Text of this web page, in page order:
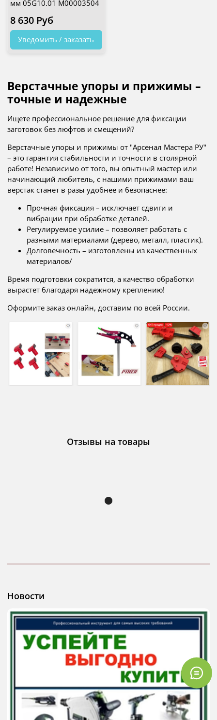
мм 05G10.01 М00003504
8 630 Руб
Уведомить / заказать
Верстачные упоры и прижимы –
точные и надежные
Ищете профессиональное решение для фиксации
заготовок без люфтов и смещений?
Верстачные упоры и прижимы от "Арсенал Мастера РУ"
– это гарантия стабильности и точности в столярной
работе! Независимо от того, вы опытный мастер или
начинающий любитель, с нашими прижимами ваш
верстак станет в разы удобнее и безопаснее:
Прочная фиксация – исключает сдвиги и
вибрации при обработке деталей.
Регулируемое усилие – позволяет работать с
разными материалами (дерево, металл, пластик).
Долговечность – изготовлены из качественных
материалов/
Время подготовки сократится, а качество обработки
вырастет благодаря надежному креплению!
Оформите заказ онлайн, доставим по всей России.
Отзывы на товары
Новости